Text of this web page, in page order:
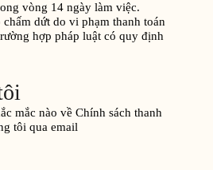
vòng 14 ngày làm việc.
dứt do vi phạm thanh toán
hợp pháp luật có quy định
mắc nào về Chính sách thanh
tôi qua email